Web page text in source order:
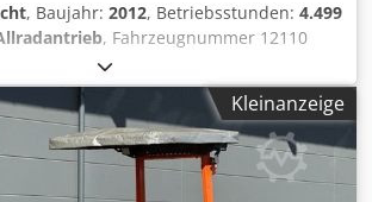
, Baujahr: 2012, Betriebsstunden: 4.499
, Fahrzeugnummer 12110
Ag Eef Irrtümer & Zwischenverkauf
Kleinanzeige